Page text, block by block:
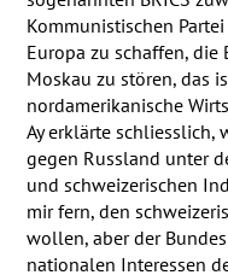
Kommunistischen
Europa zu schaffen, die
Moskau zu stören, das
nordamerikanische
Ay erklärte schliesslich,
gegen Russland unter
und schweizerischen
mir fern, den
wollen, aber der
nationalen Interessen